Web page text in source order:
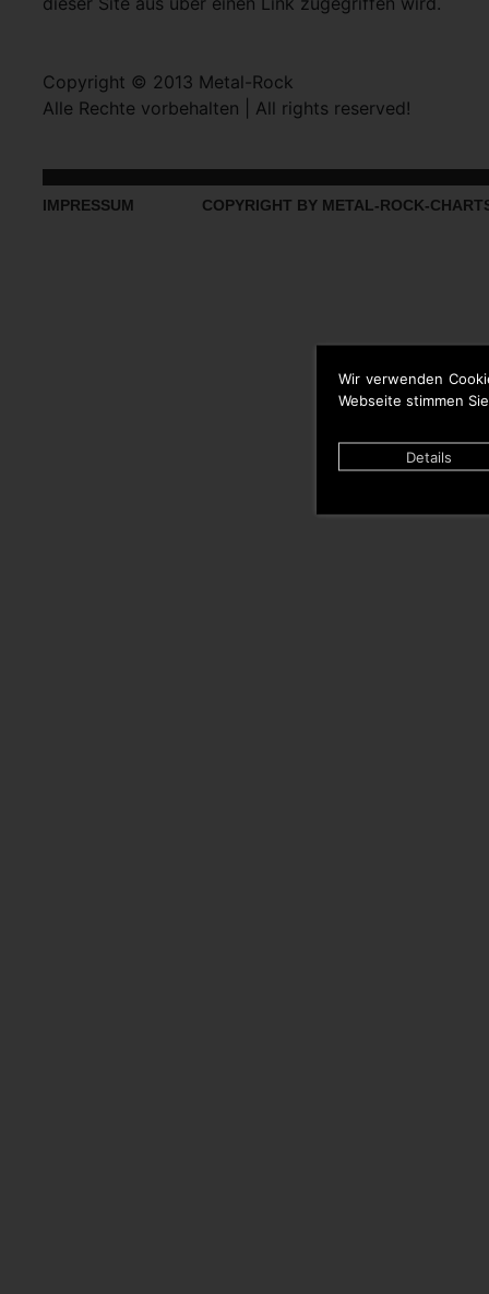
Wir verwenden
Webseite stimmen
Details
Copyright © 2013 Metal-Rock
Alle Rechte vorbehalten | All rights reserved!
IMPRESSUM COPYRIGHT BY METAL-ROCK-